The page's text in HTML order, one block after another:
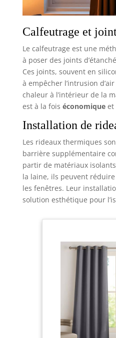
Calfeutrage et
Le calfeutrage est une
à poser des joints
Ces joints, souvent en
à empêcher l’intrusion
chaleur à l’intérieur de la
est à la fois économiqueet
Installation de
Les rideaux thermiques
barrière supplémentaire
partir de matériaux
la laine, ils peuvent
les fenêtres. Leur
solution esthétique pour